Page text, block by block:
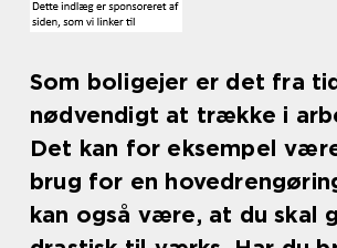
Som boligejer er det fra
nødvendigt at trække i
Det kan for eksempel
brug for en
kan også være, at du skal